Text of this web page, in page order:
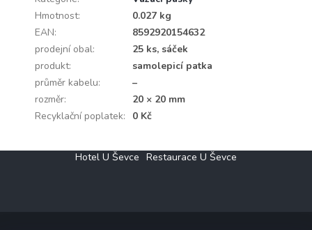
Hmotnost:
0.027 kg
EAN:
8592920154632
prodejní obal:
25 ks, sáček
produkt:
samolepicí patka
průměr kabelu:
–
rozměr:
20 × 20 mm
Recyklační poplatek: 0 Kč
Hotel U Ševce Restaurace U Ševce